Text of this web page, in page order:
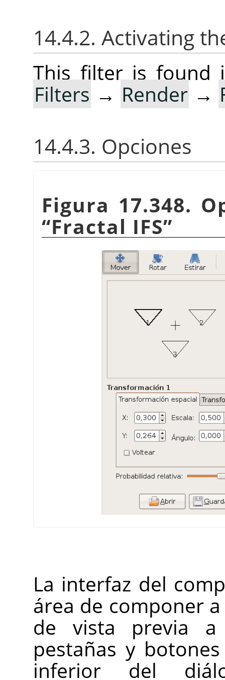
14.4.2. Activating
This filter is found
Filters → Render →
14.4.3. Opciones
Figura 17.348.
“Fractal IFS”
La interfaz del
área de componer
de vista previa a
pestañas y
inferior del